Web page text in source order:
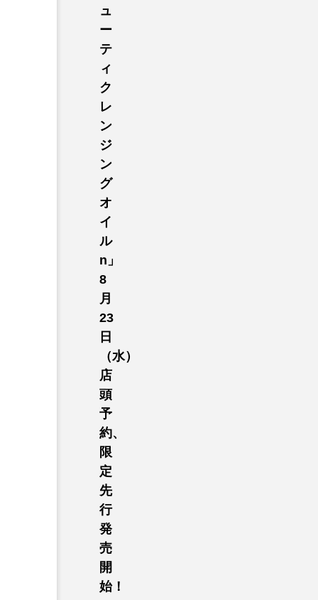
ュ
ー
テ
ィ
ク
レ
ン
ジ
ン
グ
オ
イ
ル
n」
8
月
23
日
（水）
店
頭
予
約、
限
定
先
行
発
売
開
始！